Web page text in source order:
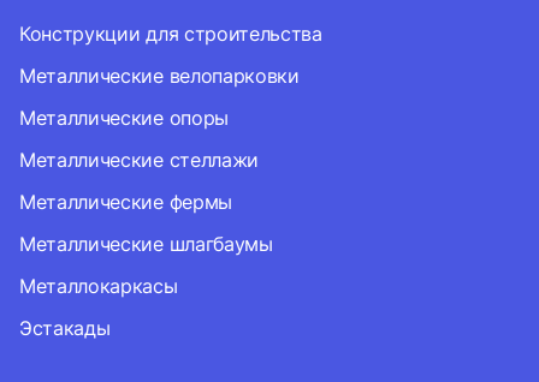
Конструкции для строительства
Металлические велопарковки
Металлические опоры
Металлические стеллажи
Металлические фермы
Металлические шлагбаумы
Металлокаркасы
Эстакады